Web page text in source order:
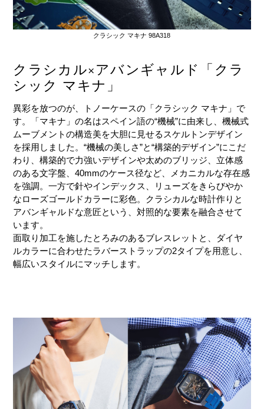
クラシック マキナ 98A318
クラシカル×アバンギャルド「クラ
シック マキナ」
異彩を放つのが、トノーケースの「クラシック マキナ」で
す。「マキナ」の名はスペイン語の“機械”に由来し、機械式
ムーブメントの構造美を大胆に見せるスケルトンデザイン
を採用しました。“機械の美しさ”と“構築的デザイン”にこだ
わり、構築的で力強いデザインや太めのブリッジ、立体感
のある文字盤、40mmのケース径など、メカニカルな存在感
を強調。一方で針やインデックス、リューズをきらびやか
なローズゴールドカラーに彩色。クラシカルな時計作りと
アバンギャルドな意匠という、対照的な要素を融合させて
います。
面取り加工を施したとろみのあるブレスレットと、ダイヤ
ルカラーに合わせたラバーストラップの2タイプを用意し、
幅広いスタイルにマッチします。